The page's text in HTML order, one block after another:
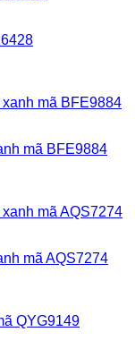
mã BFE9884
mã AQS7274